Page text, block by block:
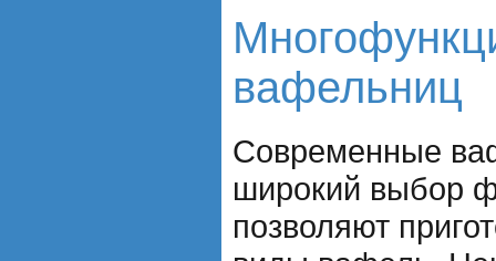
вафельниц
Современные
широкий выбор
позволяют